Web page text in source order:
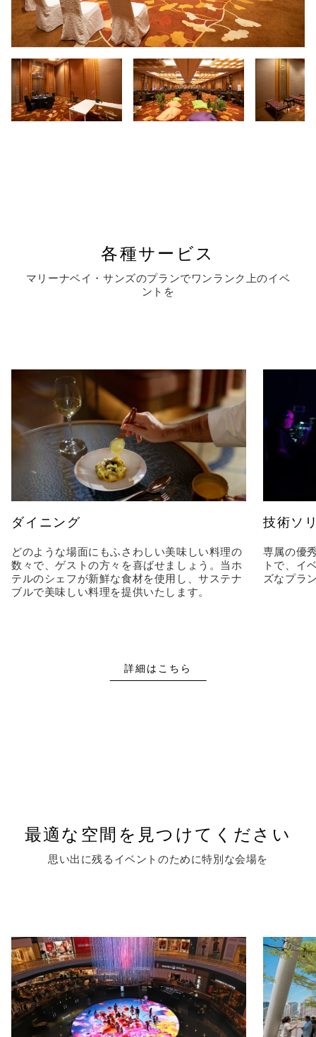
各種サービス
マリーナベイ・サンズのプランでワンランク上のイベ
ントを
ダイニング
どのような場面にもふさわしい美味しい料理の
数々で、ゲストの方々を喜ばせましょう。当ホ
テルのシェフが新鮮な食材を使用し、サステナ
ブルで美味しい料理を提供いたします。
技術ソ
専属の優
トで、イ
ズなプラ
詳細はこちら
最適な空間を見つけてください
思い出に残るイベントのために特別な会場を